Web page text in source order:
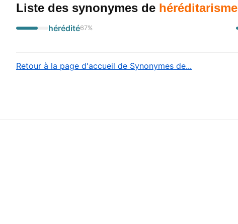
Liste des synonymes de héréditarisme
hérédité67%
Retour à la page d'accueil de Synonymes de...